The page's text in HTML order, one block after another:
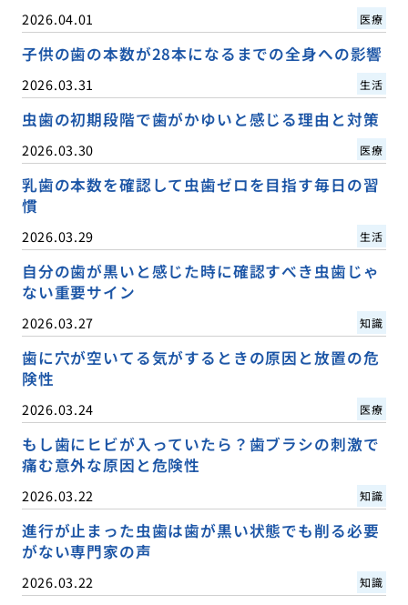
2026.04.01 医療
子供の歯の本数が28本になるまでの全身への影響
2026.03.31 生活
虫歯の初期段階で歯がかゆいと感じる理由と対策
2026.03.30 医療
乳歯の本数を確認して虫歯ゼロを目指す毎日の習
慣
2026.03.29 生活
自分の歯が黒いと感じた時に確認すべき虫歯じゃ
ない重要サイン
2026.03.27 知識
歯に穴が空いてる気がするときの原因と放置の危
険性
2026.03.24 医療
もし歯にヒビが入っていたら？歯ブラシの刺激で
痛む意外な原因と危険性
2026.03.22 知識
進行が止まった虫歯は歯が黒い状態でも削る必要
がない専門家の声
2026.03.22 知識